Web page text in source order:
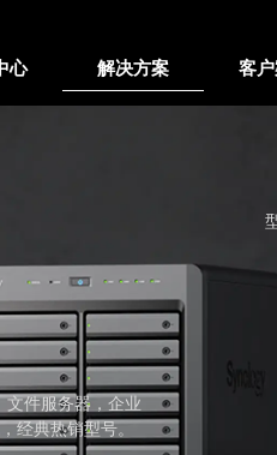
文件服务器，企业
经典热销型号。
心 解决方案 客户